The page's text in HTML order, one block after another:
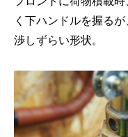
く下ハンドルを握る
渉しずらい形状。